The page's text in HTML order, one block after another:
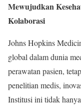
Mewujudkan
Kolaborasi
Johns Hopkins
global dalam dunia
perawatan pasien,
penelitian medis,
Institusi ini tidak